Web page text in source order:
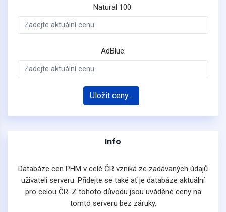
Natural 100:
AdBlue:
Uložit ceny...
Info
Databáze cen PHM v celé ČR vzniká ze zadávaných údajů
uživateli serveru. Přidejte se také ať je databáze aktuální
pro celou ČR. Z tohoto důvodu jsou uváděné ceny na
tomto serveru bez záruky.